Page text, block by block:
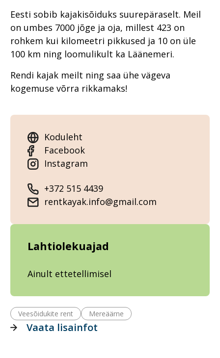
Eesti sobib kajakisõiduks suurepäraselt. Meil
on umbes 7000 jõge ja oja, millest 423 on
rohkem kui kilomeetri pikkused ja 10 on üle
100 km ning loomulikult ka Läänemeri.
Rendi kajak meilt ning saa ühe vägeva
kogemuse võrra rikkamaks!
Koduleht
Facebook
Instagram
+372 515 4439
rentkayak.info@gmail.com
Lahtiolekuajad
Ainult ettetellimisel
Veesõidukite rent Mereäärne
Vaata lisainfot